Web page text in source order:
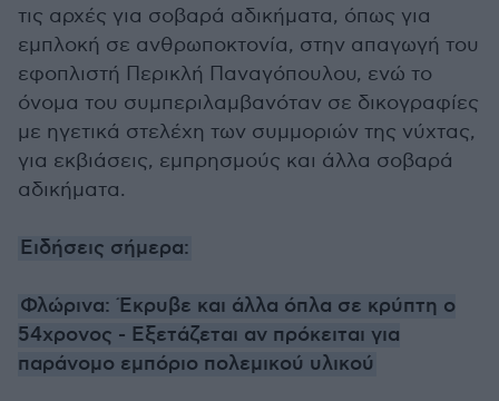
τις αρχές για σοβαρά αδικήματα, όπως για
εμπλοκή σε ανθρωποκτονία, στην απαγωγή του
εφοπλιστή Περικλή Παναγόπουλου, ενώ το
όνομα του συμπεριλαμβανόταν σε δικογραφίες
με ηγετικά στελέχη των συμμοριών της νύχτας,
για εκβιάσεις, εμπρησμούς και άλλα σοβαρά
αδικήματα.
Ειδήσεις σήμερα:
Φλώρινα: Έκρυβε και άλλα όπλα σε κρύπτη ο
54χρονος - Εξετάζεται αν πρόκειται για
παράνομο εμπόριο πολεμικού υλικού